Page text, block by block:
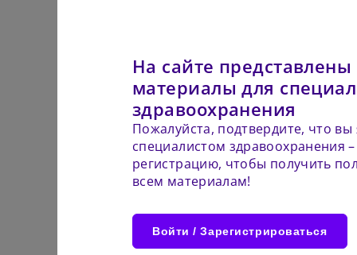
На сайте представлены
материалы для
здравоохранения
Пожалуйста, подтвердите, что вы
специалистом здравоохранения
регистрацию, чтобы получить
всем материалам!
Войти / Зарегистрироваться
Назад
Далее
Актуальные
Комментарии (0)
Написать комментарий